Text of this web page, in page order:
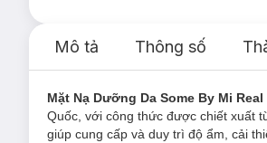
Mô tả Thông số
Mặt Nạ Dưỡng Da Some By Mi Real
Quốc, với công thức được chiết xuất
giúp cung cấp và duy trì độ ẩm, cải